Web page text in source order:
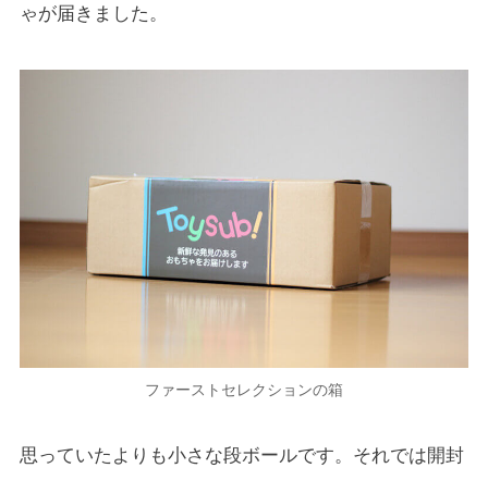
ゃが届きました。
ファーストセレクションの箱
思っていたよりも小さな段ボールです。それでは開封